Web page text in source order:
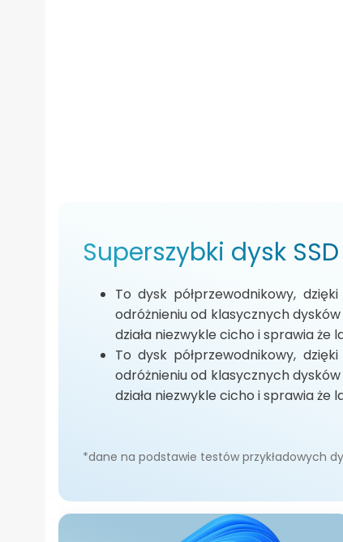
Superszybki dysk SSD
To dysk półprzewodnikowy,
odróżnieniu od klasycznych
działa niezwykle cicho i sprawia że
To dysk półprzewodnikowy,
odróżnieniu od klasycznych
działa niezwykle cicho i sprawia że
*dane na podstawie testów przykładowych